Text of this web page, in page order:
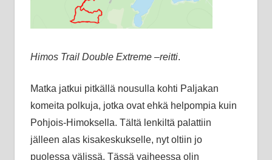
Himos Trail Double Extreme –reitti.
Matka jatkui pitkällä nousulla kohti Paljakan
komeita polkuja, jotka ovat ehkä helpompia kuin
Pohjois-Himoksella. Tältä lenkiltä palattiin
jälleen alas kisakeskukselle, nyt oltiin jo
puolessa välissä. Tässä vaiheessa olin